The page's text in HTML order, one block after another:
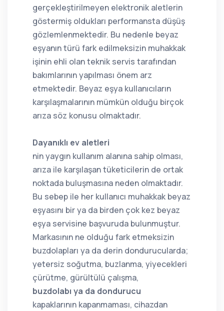
gerçekleştirilmeyen elektronik aletlerin
göstermiş oldukları performansta düşüş
gözlemlenmektedir. Bu nedenle beyaz
eşyanın türü fark edilmeksizin muhakkak
işinin ehli olan teknik servis tarafından
bakımlarının yapılması önem arz
etmektedir. Beyaz eşya kullanıcıların
karşılaşmalarının mümkün olduğu birçok
arıza söz konusu olmaktadır.
Dayanıklı ev aletleri
nin yaygın kullanım alanına sahip olması,
arıza ile karşılaşan tüketicilerin de ortak
noktada buluşmasına neden olmaktadır.
Bu sebep ile her kullanıcı muhakkak beyaz
eşyasını bir ya da birden çok kez beyaz
eşya servisine başvuruda bulunmuştur.
Markasının ne olduğu fark etmeksizin
buzdolapları ya da derin dondurucularda;
yetersiz soğutma, buzlanma, yiyecekleri
çürütme, gürültülü çalışma,
buzdolabı ya da dondurucu
kapaklarının kapanmaması, cihazdan